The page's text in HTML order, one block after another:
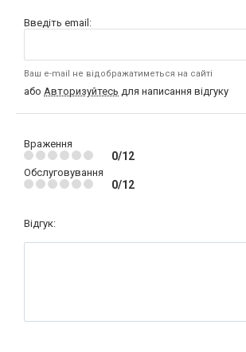
Введіть email:
Ваш e-mail не відображатиметься на сайті
або Авторизуйтесь для написання відгуку
Враження
0/12
Обслуговування
0/12
Відгук: